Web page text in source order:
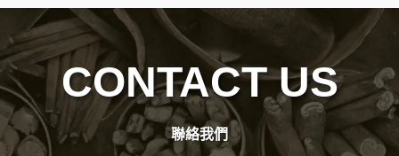
CONTACT US
聯絡我們